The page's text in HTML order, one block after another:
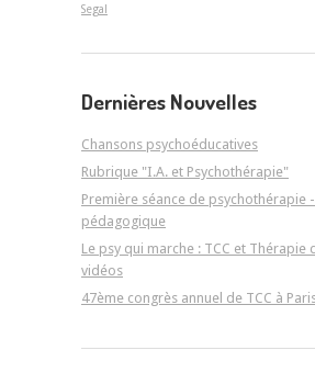
Segal
Dernières Nouvelles
Chansons psychoéducatives
Rubrique "I.A. et Psychothérapie"
Première séance de psychothérapie
pédagogique
Le psy qui marche : TCC et Thérapie
vidéos
47ème congrès annuel de TCC à